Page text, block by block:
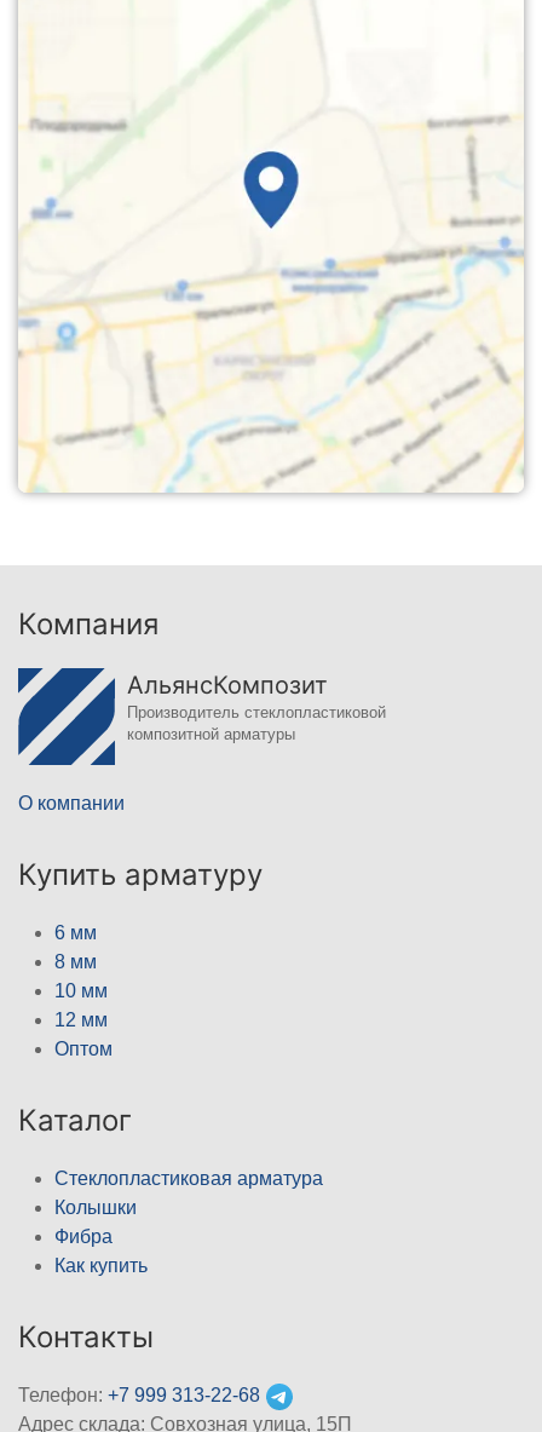
Компания
АльянсКомпозит
Производитель стеклопластиковой
композитной арматуры
О компании
Купить арматуру
6 мм
8 мм
10 мм
12 мм
Оптом
Каталог
Стеклопластиковая арматура
Колышки
Фибра
Как купить
Контакты
Телефон: +7 999 313-22-68
Адрес склада: Совхозная улица, 15П